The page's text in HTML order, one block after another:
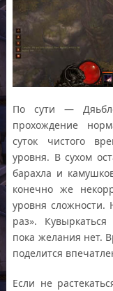
По сути —
прохождение
суток чистого
уровня. В сухом
барахла и
конечно же
уровня сложности.
раз».
пока желания нет.
поделится
Если не